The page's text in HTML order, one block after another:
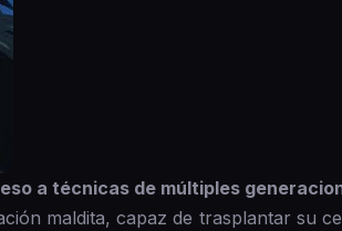
a técnicas de múltiples
maldita, capaz de trasplantar su